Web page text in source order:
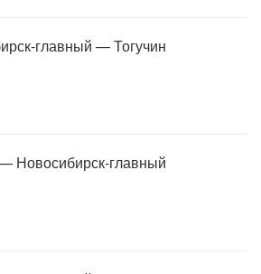
главный — Тогучин
Новосибирск-главный